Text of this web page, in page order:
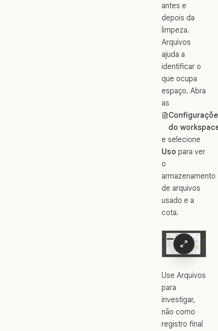
antes e
depois da
limpeza.
Arquivos
ajuda a
identificar o
que ocupa
espaço. Abra
as
do
e selecione
Uso para ver
o
armazenamento
de arquivos
usado e a
cota.
Use Arquivos
para
investigar,
não como
registro final